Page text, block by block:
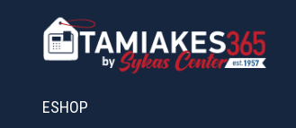
ESHOP